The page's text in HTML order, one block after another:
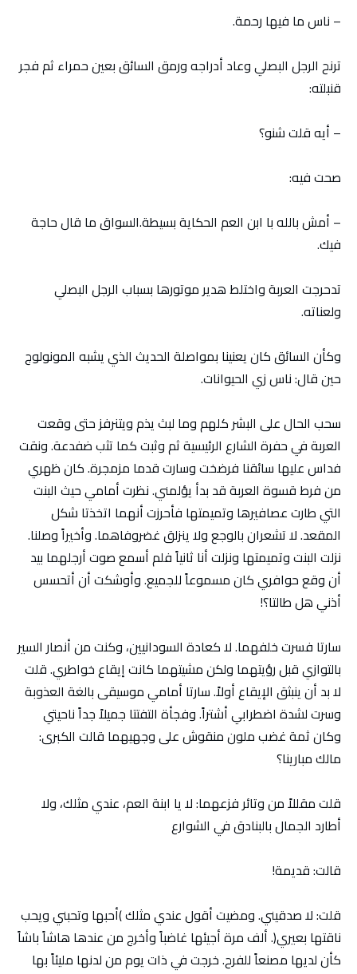
– ناس ما فيها رحمة.
ترنح الرجل البصلي وعاد أدراجه ورمق السائق بعين حمراء ثم فجر
قنبلته:
– أيه قلت شنو؟
صحت فيه:
– أمش بالله با ابن العم الحكاية بسيطة.السواق ما قال حاجة
فيك.
تدحرجت العربة واختلط هدير موتورها بسباب الرجل البصلي
ولعناته.
وكأن السائق كان يعنينا بمواصلة الحديث الذي يشبه المونولوج
حين قال: ناس زي الحيوانات.
سحب الحال على البشر كلهم وما لبث يذم ويتنرفز حتى وقعت
العربة في حفرة الشارع الرئيسية ثم وثبت كما تثب ضفدعة. ونقت
فداس عليها سائقنا فرضخت وسارت قدما مزمجرة. كان ظهري
من فرط قسوة العربة قد بدأ يؤلمني. نظرت أمامي حيث البنت
التي طارت عصافيرها وتميمتها فأحرزت أنهما اتخذتا شكل
المقعد. لا تشعران بالوجع ولا ينزلق غضروفاهما. وأخيراً وصلنا.
نزلت البنت وتميمتها ونزلت أنا ثانياً فلم أسمع صوت أرجلهما بيد
أن وقع حوافري كان مسموعاً للجميع. وأوشكت أن أتحسس
أذني هل طالتا؟!
سارتا فسرت خلفهما. لا كعادة السودانيين، وكنت من أنصار السير
بالتوازي قبل رؤيتهما ولكن مشيتهما كانت إيقاع خواطري. قلت
لا بد أن ينبثق الإيقاع أولاً. سارتا أمامي موسيقى بالغة العذوبة
وسرت لشدة اضطرابي أشتراً. وفجأة التفتتا جميلاً جداً ناحيتي
وكان ثمة غضب ملون منقوش على وجهيهما قالت الكبرى:
مالك مبارينا؟
قلت مقللاً من وتائر فزعهما: لا يا ابنة العم، عندي مثلك، ولا
أطارد الجمال بالبنادق في الشوارع
قالت: قديمة!
قلت: لا صدقيني. ومضيت أقول عندي مثلك )أحبها وتحبني ويحب
ناقتها بعيري(. ألف مرة أجيئها غاضباً وأخرج من عندها هاشاً باشاً
كأن لديها مصنعاً للفرح. خرجت في ذات يوم من لدنها مليئاً بها